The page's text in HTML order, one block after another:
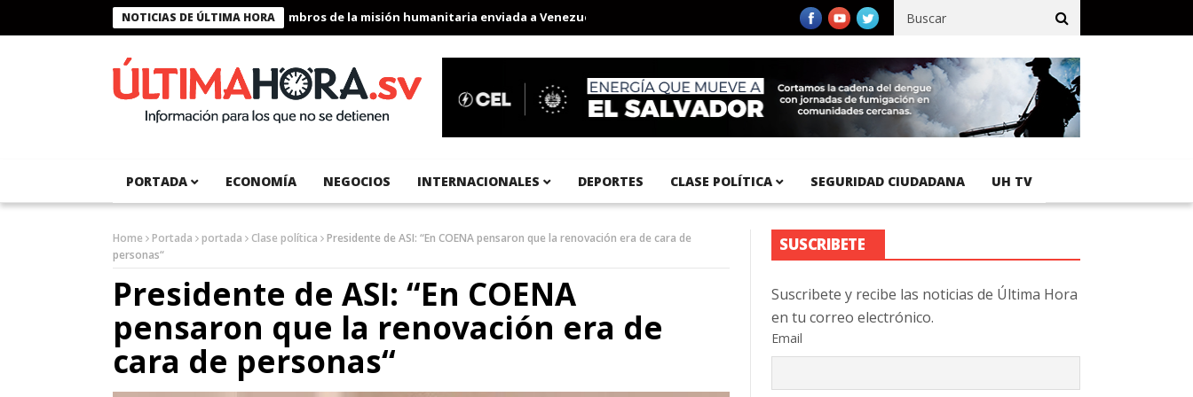
NOTICIAS DE ÚLTIMA HORA
Presidente Bukele condecora a miembros de la misión humanitaria enviada a Venezuela Aeropuerto Internacional del Pacífico registra 92 % de avance en obras de terracería
PORTADA ECONOMÍA NEGOCIOS INTERNACIONALES DEPORTES CLASE POLÍTICA SEGURIDAD CIUDADANA UH TV
Home Portada portada Clase política
Presidente de ASI: “En COENA pensaron que la renovación era de cara de
personas“
Presidente de ASI: “En COENA
pensaron que la renovación era de
cara de personas“
SUSCRIBETE
Suscribete y recibe las noticias de Última Hora
en tu correo electrónico.
Email